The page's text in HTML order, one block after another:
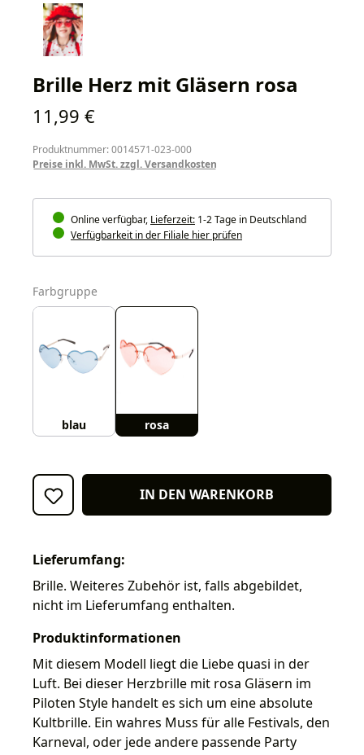
Brille Herz mit Gläsern rosa
Regulärer Preis:
11,99 €
Produktnummer: 0014571-023-000
Preise inkl. MwSt. zzgl. Versandkosten
Online verfügbar, Lieferzeit: 1-2 Tage in Deutschland
Verfügbarkeit in der Filiale hier prüfen
Farbgruppe
blau rosa
IN DEN WARENKORB
Lieferumfang:
Brille. Weiteres Zubehör ist, falls abgebildet,
nicht im Lieferumfang enthalten.
Produktinformationen
Mit diesem Modell liegt die Liebe quasi in der
Luft. Bei dieser Herzbrille mit rosa Gläsern im
Piloten Style handelt es sich um eine absolute
Kultbrille. Ein wahres Muss für alle Festivals, den
Karneval, oder jede andere passende Party